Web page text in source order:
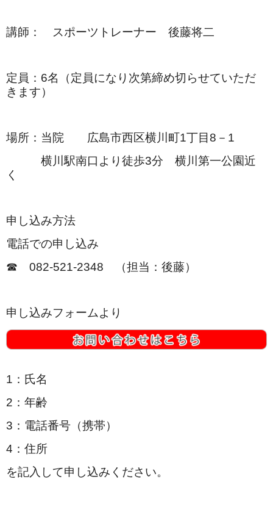
講師： スポーツトレーナー 後藤将二
定員：6名（定員になり次第締め切らせていただ
きます）
場所：当院 広島市西区横川町1丁目8－1
横川駅南口より徒歩3分 横川第一公園近
く
申し込み方法
電話での申し込み
☎ 082‐521-2348 （担当：後藤）
申し込みフォームより
1：氏名
2：年齢
3：電話番号（携帯）
4：住所
を記入して申し込みください。